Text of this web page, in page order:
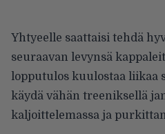
Yhtyeelle saattaisi tehdä
seuraavan levynsä
lopputulos kuulostaa liikaa
käydä vähän treeniksellä
kaljoittelemassa ja